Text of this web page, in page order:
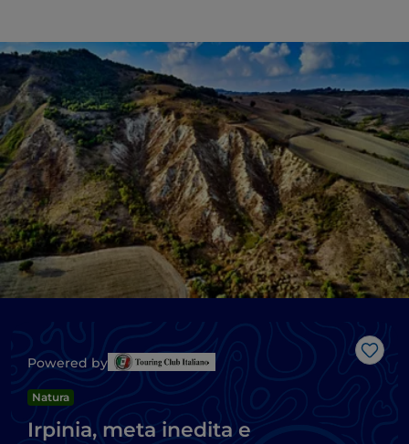
Like
Powered by
Natura
Irpinia, meta inedita e